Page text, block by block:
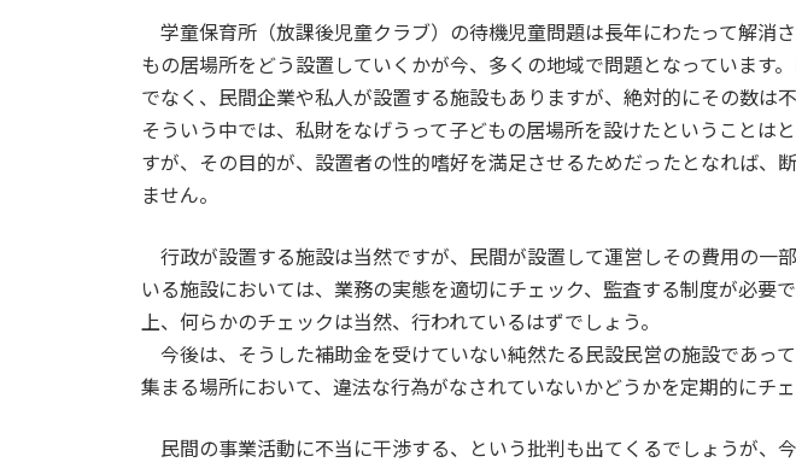
学童保育所（放課後児童クラブ）の待機児童問題は長年にわたって解消
もの居場所をどう設置していくかが今、多くの地域で問題となっています
でなく、民間企業や私人が設置する施設もありますが、絶対的にその数は
そういう中では、私財をなげうって子どもの居場所を設けたということは
すが、その目的が、設置者の性的嗜好を満足させるためだったとなれば、
ません。
行政が設置する施設は当然ですが、民間が設置して運営しその費用の一
いる施設においては、業務の実態を適切にチェック、監査する制度が必要
上、何らかのチェックは当然、行われているはずでしょう。
今後は、そうした補助金を受けていない純然たる民設民営の施設であっ
集まる場所において、違法な行為がなされていないかどうかを定期的にチェ
民間の事業活動に不当に干渉する、という批判も出てくるでしょうが、